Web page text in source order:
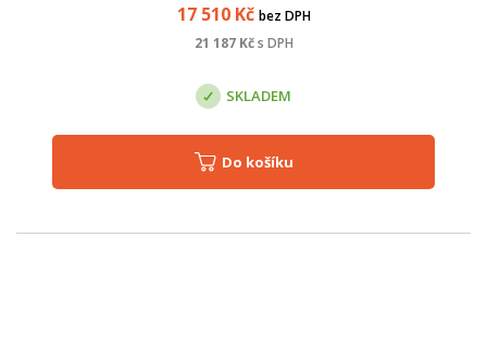
17 510Kč bez DPH
21 187Kč s DPH
SKLADEM
Do košíku